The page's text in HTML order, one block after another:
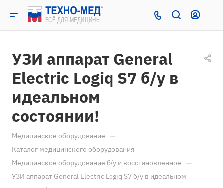
УЗИ аппарат General
Electric Logiq S7 б/у в
идеальном
состоянии!
Медицинское оборудование —
Каталог медицинского оборудования —
Медицинское оборудование б/у и восстановленное —
УЗИ аппарат General Electric Logiq S7 б/у в идеальном